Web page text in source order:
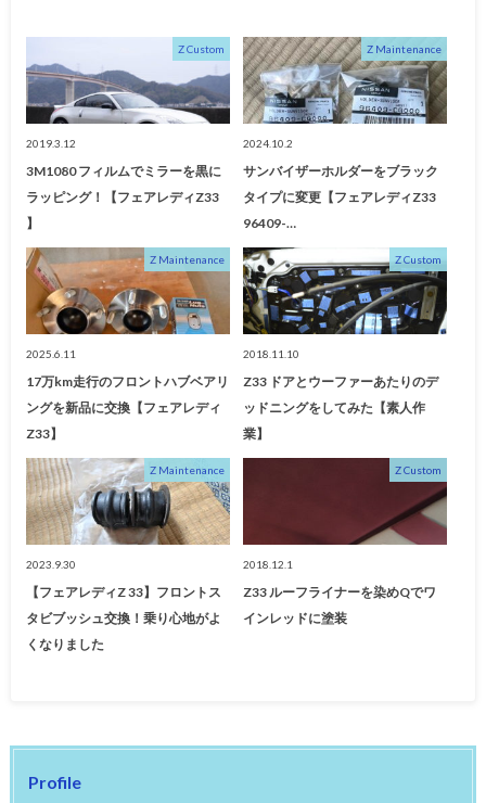
Z Custom
2019.3.12
3M1080 フィルムでミラーを黒に
ラッピング！【フェアレディZ33
】
Z Maintenance
2024.10.2
サンバイザーホルダーをブラック
タイプに変更【フェアレディZ33
96409-…
Z Maintenance
2025.6.11
17万km走行のフロントハブベアリ
ングを新品に交換【フェアレディ
Z33】
Z Custom
2018.11.10
Z33 ドアとウーファーあたりのデ
ッドニングをしてみた【素人作
業】
Z Maintenance
2023.9.30
【フェアレディZ 33】フロントス
タビブッシュ交換！乗り心地がよ
くなりました
Z Custom
2018.12.1
Z33 ルーフライナーを染めQでワ
インレッドに塗装
Profile